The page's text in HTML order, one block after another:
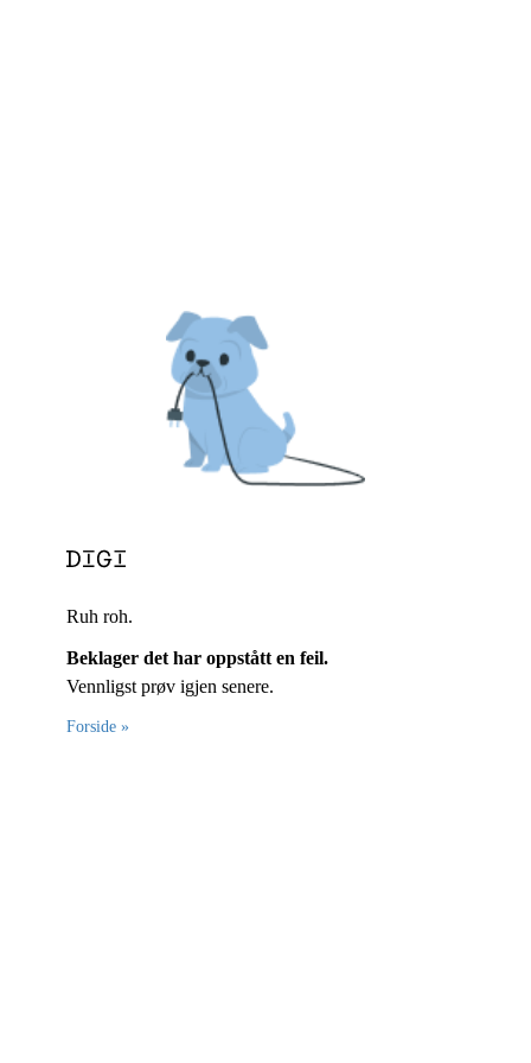
Ruh roh.
Beklager det har oppstått en feil.
Vennligst prøv igjen senere.
Forside »